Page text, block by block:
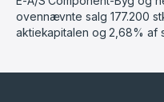
ovennævnte salg 177.200
aktiekapitalen og 2,68% af